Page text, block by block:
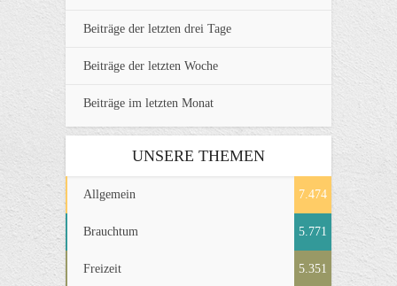
Beiträge der letzten drei Tage
Beiträge der letzten Woche
Beiträge im letzten Monat
UNSERE THEMEN
Allgemein 7.474
Brauchtum 5.771
Freizeit 5.351